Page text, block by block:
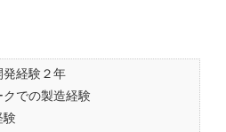
発経験２年
クでの製造経験
験